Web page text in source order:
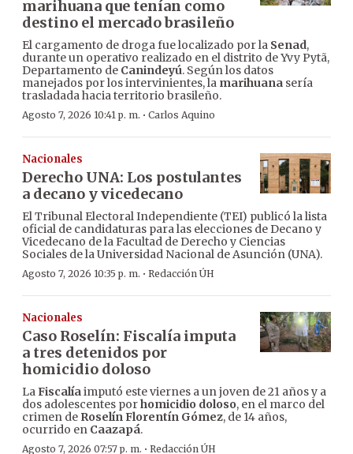
marihuana que tenían como
destino el mercado brasileño
El cargamento de droga fue localizado por la Senad,
durante un operativo realizado en el distrito de Yvy Pytã,
Departamento de Canindeyú. Según los datos
manejados por los intervinientes, la marihuana sería
trasladada hacia territorio brasileño.
Agosto 7, 2026 10:41 p. m. · Carlos Aquino
Nacionales
Derecho UNA: Los postulantes
a decano y vicedecano
El Tribunal Electoral Independiente (TEI) publicó la lista
oficial de candidaturas para las elecciones de Decano y
Vicedecano de la Facultad de Derecho y Ciencias
Sociales de la Universidad Nacional de Asunción (UNA).
Agosto 7, 2026 10:35 p. m. · Redacción ÚH
Nacionales
Caso Roselín: Fiscalía imputa
a tres detenidos por
homicidio doloso
LaFiscalíaimputó este viernes a un joven de 21 años y a
dos adolescentes porhomicidio doloso, en el marco del
crimen de Roselín Florentín Gómez, de 14 años,
ocurrido en Caazapá.
Agosto 7, 2026 07:57 p. m. · Redacción ÚH